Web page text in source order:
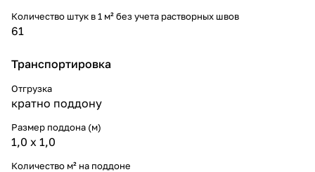
Количество штук в 1 м² без учета растворных швов
61
Транспортировка
Отгрузка
кратно поддону
Размер поддона (м)
1,0 х 1,0
Количество м² на поддоне